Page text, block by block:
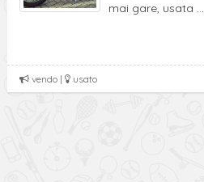
mai gare, usata ...
vendo | usato